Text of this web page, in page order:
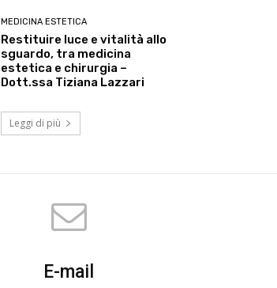
MEDICINA ESTETICA
Restituire luce e vitalità allo
sguardo, tra medicina
estetica e chirurgia –
Dott.ssa Tiziana Lazzari
Leggi di più
E-mail